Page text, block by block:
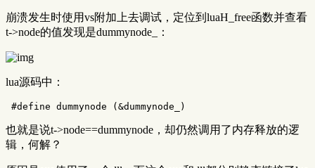
崩溃发生时使用vs附加上去调试，定位到luaH_free函数并查看
t->node的值发现是dummynode_：
lua源码中：
也就是说t->node==dummynode，却仍然调用了内存释放的逻
辑，何解？